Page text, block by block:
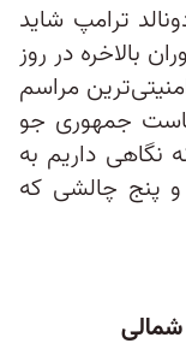
ترامپ شاید
بالاخره در روز
امنیتی‌ترین مراسم
جمهوری جو
نگاهی داریم به
پنج چالشی که